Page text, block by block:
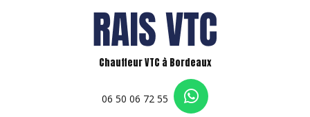
Chauffeur VTC à Bordeaux
06 50 06 72 55